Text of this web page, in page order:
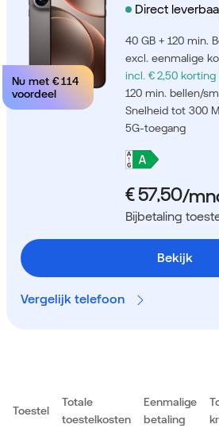
Nu met € 114
voordeel
Direct
40 GB + 120 min.
excl. eenmalige
incl. € 2,50 korting
120 min. bellen/
Snelheid tot 300
5G-toegang
Bijbetaling
Bekijk
Vergelijk telefoon
Toestel
Totale
toestelkosten
Eenmalige
betaling